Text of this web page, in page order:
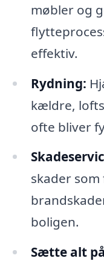
møbler og
effektiv.
Rydning:
kældre,
ofte bliver
skader
boligen.
Sætte alt